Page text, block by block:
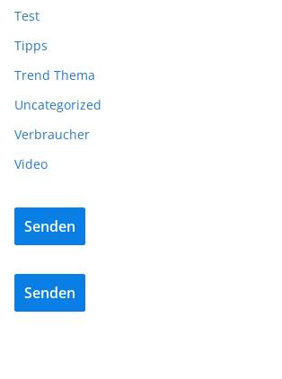
Test
Tipps
Trend Thema
Uncategorized
Verbraucher
Video
Senden
Senden